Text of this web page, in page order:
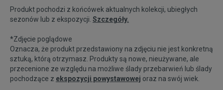
38,5 24,5 cm Powiadom o dostępności
39 25 cm
40 25,5 cm
Produkt pochodzi z końcówek aktualnych kolekcji, ubiegłych
sezonów lub z ekspozycji. Szczegóły.
*Zdjęcie poglądowe
Oznacza, że produkt przedstawiony na zdjęciu nie jest konkretną
sztuką, którą otrzymasz. Produkty są nowe, nieużywane, ale
przecenione ze względu na możliwe ślady przebarwień lub ślady
pochodzące z ekspozycji powystawowej oraz na swój wiek.